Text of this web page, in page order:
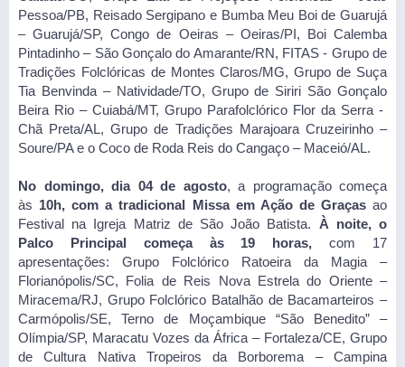
Pessoa/PB, Reisado Sergipano e Bumba Meu Boi de Guarujá
– Guarujá/SP, Congo de Oeiras – Oeiras/PI, Boi Calemba
Pintadinho – São Gonçalo do Amarante/RN, FITAS - Grupo de
Tradições Folclóricas de Montes Claros/MG, Grupo de Suça
Tia Benvinda – Natividade/TO, Grupo de Siriri São Gonçalo
Beira Rio – Cuiabá/MT, Grupo Parafolclórico Flor da Serra -
Chã Preta/AL, Grupo de Tradições Marajoara Cruzeirinho –
Soure/PA e o Coco de Roda Reis do Cangaço – Maceió/AL.
No domingo, dia 04 de agosto, a programação começa
às 10h, com a tradicional Missa em Ação de Graçasao
Festival na Igreja Matriz de São João Batista. À noite, o
Palco Principal começa às 19 horas, com 17
apresentações: Grupo Folclórico Ratoeira da Magia –
Florianópolis/SC, Folia de Reis Nova Estrela do Oriente –
Miracema/RJ, Grupo Folclórico Batalhão de Bacamarteiros –
Carmópolis/SE, Terno de Moçambique “São Benedito” –
Olímpia/SP, Maracatu Vozes da África – Fortaleza/CE, Grupo
de Cultura Nativa Tropeiros da Borborema – Campina